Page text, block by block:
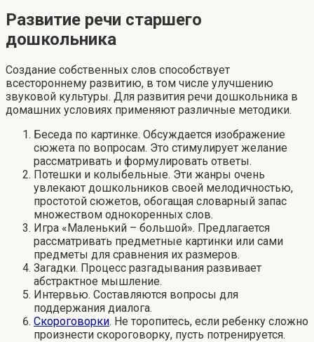
Развитие речи старшего
дошкольника
Создание собственных слов способствует
всестороннему развитию, в том числе улучшению
звуковой культуры. Для развития речи дошкольника в
домашних условиях применяют различные методики.
Беседа по картинке. Обсуждается изображение
сюжета по вопросам. Это стимулирует желание
рассматривать и формулировать ответы.
Потешки и колыбельные. Эти жанры очень
увлекают дошкольников своей мелодичностью,
простотой сюжетов, обогащая словарный запас
множеством однокоренных слов.
Игра «Маленький – большой». Предлагается
рассматривать предметные картинки или сами
предметы для сравнения их размеров.
Загадки. Процесс разгадывания развивает
абстрактное мышление.
Интервью. Составляются вопросы для
поддержания диалога.
Скороговорки. Не торопитесь, если ребенку сложно
произнести скороговорку, пусть потренируется.